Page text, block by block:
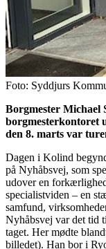
Foto: Syddjurs
Borgmester Michael
borgmesterkontoret
den 8. marts var
Dagen i Kolind
på Nyhåbsvej, som
udover en
specialistviden – en
samfund,
Nyhåbsvej var det tid
taget. Her mødte
billedet). Han bor i